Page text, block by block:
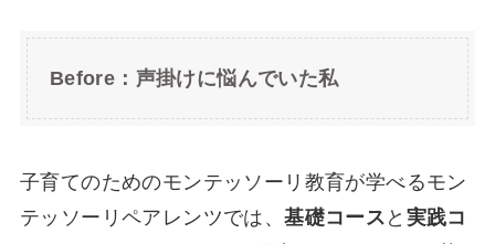
Before：声掛けに悩んでいた私
子育てのためのモンテッソーリ教育が学べるモン
テッソーリペアレンツでは、基礎コース と 実践コ